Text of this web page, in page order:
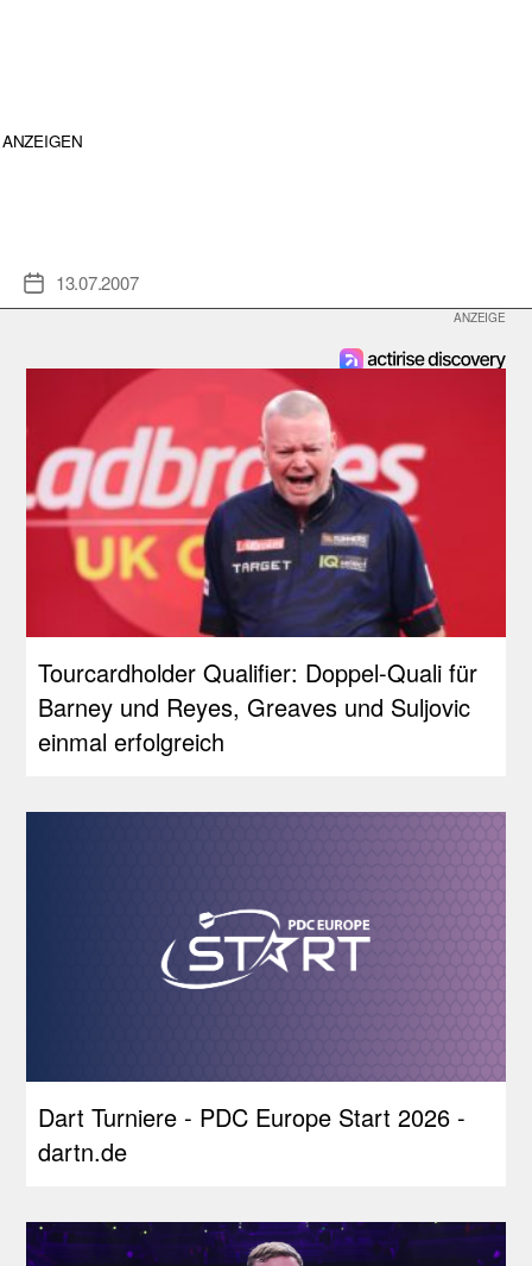
ANZEIGEN
Veröffentlichungsdatum
13.07.2007
Tourcardholder Qualifier: Doppel-Quali für
Barney und Reyes, Greaves und Suljovic
einmal erfolgreich
Dart Turniere - PDC Europe Start 2026 -
dartn.de